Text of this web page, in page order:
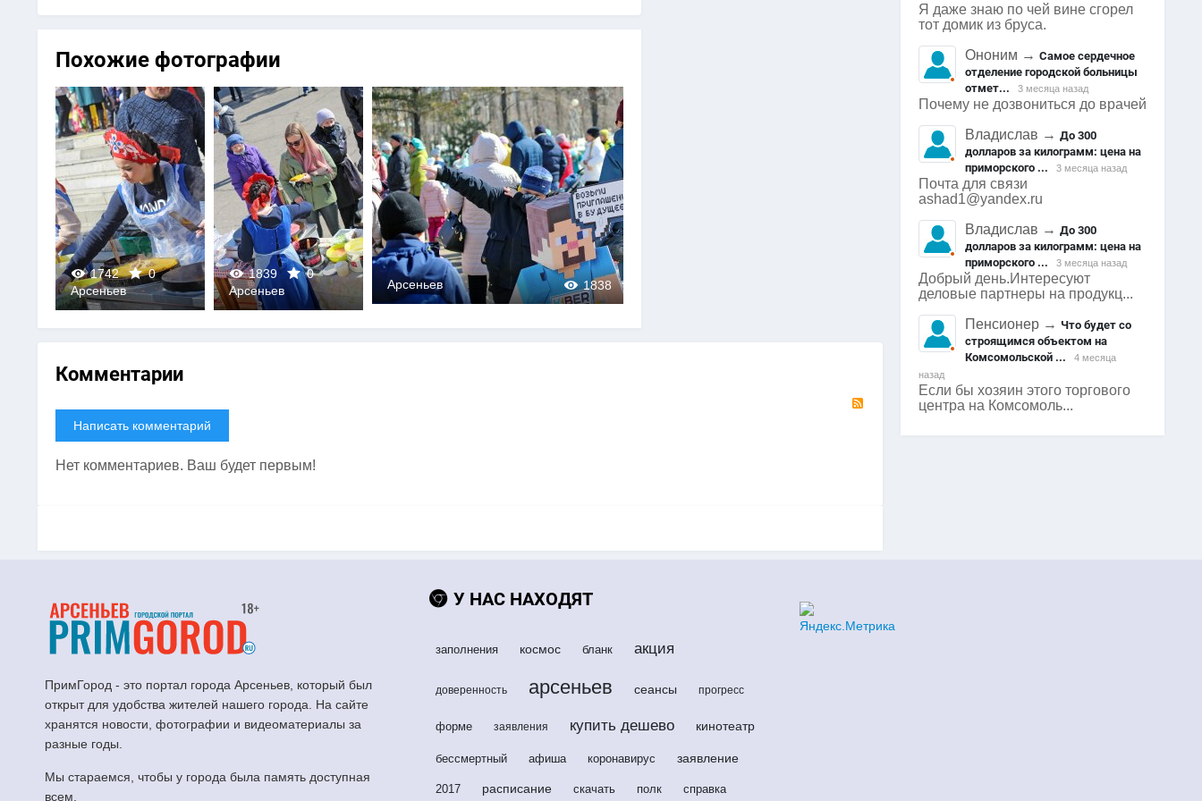
Похожие фотографии
1742
0
0
Арсеньев
1839
0
0
Арсеньев 1838
Арсеньев 1842
Арсеньев
Комментарии
Написать комментарий
Нет комментариев. Ваш будет первым!
Я даже знаю по чей вине сгорел
тот домик из бруса.
Ононим →Самое сердечное
отделение городской больницы
отмет...
3 месяца назад
Почему не дозвониться до врачей
Владислав →До 300
долларов за килограмм: цена на
приморского ...
3 месяца назад
Почта для связи
ashad1@yandex.ru
Владислав →До 300
долларов за килограмм: цена на
приморского ...
3 месяца назад
Добрый день.Интересуют
деловые партнеры на продукц...
Пенсионер →Что будет со
строящимся объектом на
Комсомольской ...
4 месяца
назад
Если бы хозяин этого торгового
центра на Комсомоль...
ПримГород - это портал города Арсеньев, который был
открыт для удобства жителей нашего города. На сайте
хранятся новости, фотографии и видеоматериалы за
разные годы.
Мы стараемся, чтобы у города была память доступная
всем.
У НАС НАХОДЯТ
заполнения космос бланк акция
доверенность арсеньев сеансы прогресс
форме заявления купить дешево кинотеатр
бессмертный афиша коронавирус заявление
2017 расписание скачать полк справка